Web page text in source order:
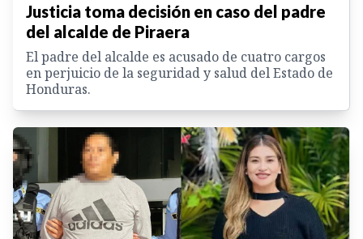
Justicia toma decisión en caso del padre
del alcalde de Piraera
El padre del alcalde es acusado de cuatro cargos
en perjuicio de la seguridad y salud del Estado de
Honduras.